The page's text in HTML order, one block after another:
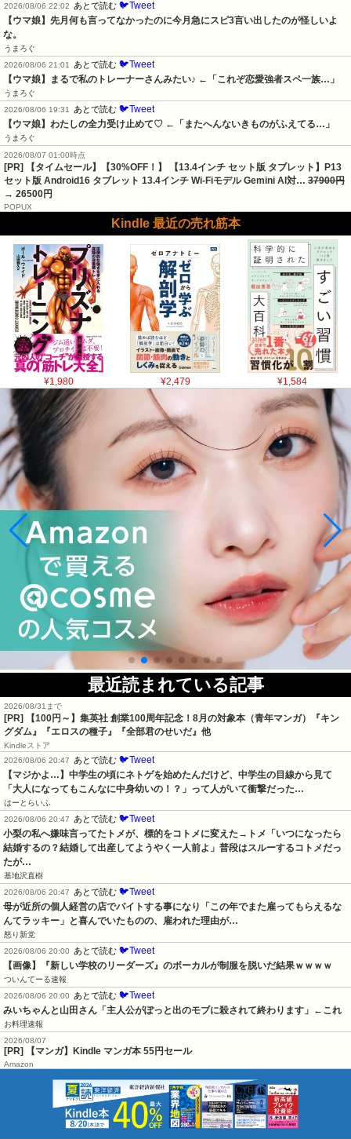
2026/08/06 22:02 あとで読む 🐦Tweet
【ウマ娘】先月何も言ってなかったのに今月急にスピ3言い出したのが怪しいよ
な。
うまろぐ
2026/08/06 21:01 あとで読む 🐦Tweet
【ウマ娘】まるで私のトレーナーさんみたい♪ ←「これぞ恋愛強者スペ一族…」
うまろぐ
2026/08/06 19:31 あとで読む 🐦Tweet
【ウマ娘】わたしの全力受け止めて♡ ←「またへんないきものがふえてる…」
うまろぐ
2026/08/07 01:00時点
[PR] 【タイムセール】【30%OFF！】 【13.4インチ セット版 タブレット】P13
セット版 Android16 タブレット 13.4インチ Wi-Fiモデル Gemini AI対… 37900円
→ 26500円
POPUX
Kindle 最近の売れ筋本
¥1,980 ¥2,479 ¥1,584
最近読まれている記事
2026/08/31まで
[PR]
【100円～】集英社 創業100周年記念！8月の対象本（青年マンガ）『キン
グダム』『エロスの種子』『全部君のせいだ』他
Kindleストア
2026/08/06 20:47
あとで読む 🐦Tweet
【マジかよ…】中学生の頃にネトゲを始めたんだけど、中学生の目線から見て
「大人になってもこんなに中身幼いの！？」って人がいて衝撃だった…
はーとらいふ
2026/08/06 20:47
あとで読む 🐦Tweet
小梨の私へ嫌味言ってたトメが、標的をコトメに変えた→トメ「いつになったら
結婚するの？結婚して出産してようやく一人前よ」普段はスルーするコトメだっ
たが…
基地沢直樹
2026/08/06 20:47
あとで読む 🐦Tweet
母が近所の個人経営の店でバイトする事になり「この年でまた雇ってもらえるな
んてラッキー」と喜んでいたものの、雇われた理由が…
怒り新党
2026/08/06 20:00
あとで読む 🐦Tweet
【画像】『新しい学校のリーダーズ』のボーカルが制服を脱いだ結果ｗｗｗｗ
ついんてーる速報
2026/08/06 20:00
あとで読む 🐦Tweet
みいちゃんと山田さん「主人公がぽっと出のモブに殺されて終わります」←これ
お料理速報
2026/08/07
[PR] 【マンガ】Kindle マンガ本 55円セール
Amazon